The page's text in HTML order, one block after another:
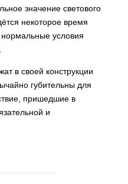
значение светового
некоторое время
нормальные условия
в своей конструкции
губительны для
пришедшие в
и